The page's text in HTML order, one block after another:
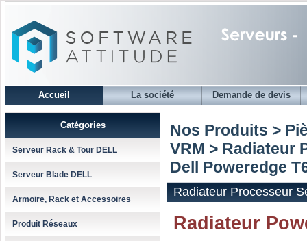
Accueil La société Demande de devis
Catégories
Serveur Rack & Tour DELL
Serveur Blade DELL
Armoire, Rack et Accessoires
Produit Réseaux
Nos Produits >
VRM > Radiateur
Dell Poweredge
Radiateur Processeur
Radiateur